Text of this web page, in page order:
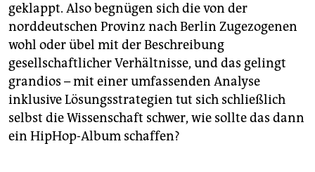
geklappt. Also begnügen sich die von der
norddeutschen Provinz nach Berlin Zugezogenen
wohl oder übel mit der Beschreibung
gesellschaftlicher Verhältnisse, und das gelingt
grandios – mit einer umfassenden Analyse
inklusive Lösungsstrategien tut sich schließlich
selbst die Wissenschaft schwer, wie sollte das dann
ein HipHop-Album schaffen?